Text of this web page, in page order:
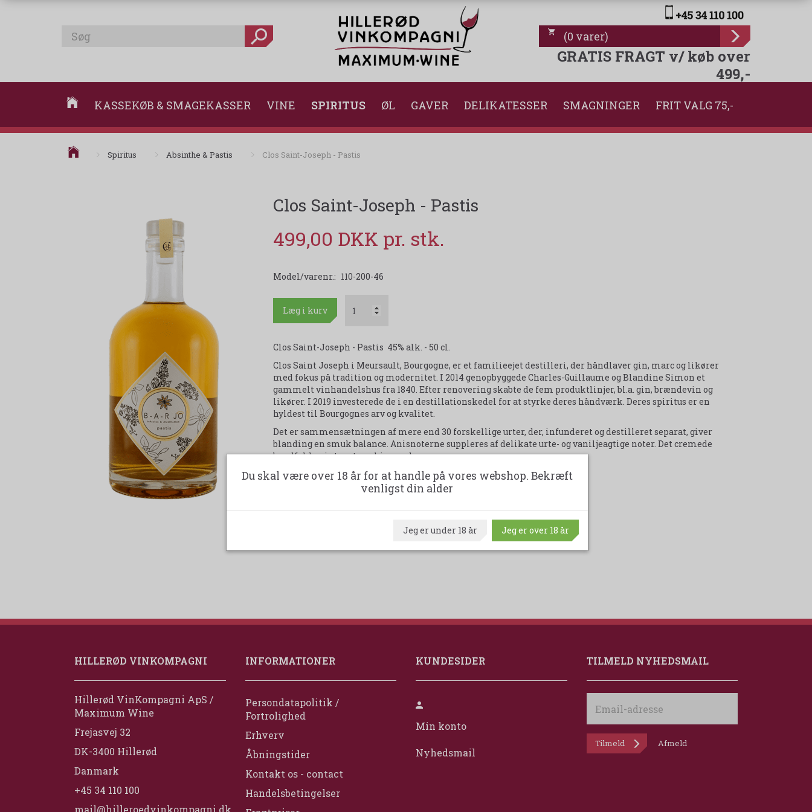
(0 varer)
GRATIS FRAGT v/ køb over
499,-
KASSEKØB & SMAGEKASSER VINE SPIRITUS ØL GAVER DELIKATESSER SMAGNINGER FRIT VALG 75,-
Spiritus Absinthe & Pastis Clos Saint-Joseph - Pastis
Clos Saint-Joseph - Pastis
499,00 DKK
Model/varenr.: 110-200-46
Læg i kurv
Clos Saint-Joseph - Pastis 45% alk. - 50 cl.
Clos Saint Joseph i Meursault, Bourgogne, er et familieejet destilleri, der håndlaver gin, marc og likører
med fokus på tradition og modernitet. I 2014 genopbyggede Charles-Guillaume og Blandine Simon et
gammelt vinhandelshus fra 1840. Efter renovering skabte de fem produktlinjer, bl.a. gin, brændevin og
likører. I 2019 investerede de i en destillationskedel for at styrke deres håndværk. Deres spiritus er en
hyldest til Bourgognes arv og kvalitet.
Det er sammensætningen af mere end 30 forskellige urter, der, infunderet og destilleret separat, giver
blanding en smuk balance. Anisnoterne suppleres af delikate urte- og vaniljeagtige noter. Det cremede
bundfald er intenst og skinnende.
Udskriv produktark
HILLERØD VINKOMPAGNI
Hillerød VinKompagni ApS /
Maximum Wine
Frejasvej 32
DK-3400 Hillerød
Danmark
+45 34 110 100
mail@hilleroedvinkompagni.dk
INFORMATIONER
Persondatapolitik /
Fortrolighed
Erhverv
Åbningstider
Kontakt os - contact
Handelsbetingelser
KUNDESIDER
Min konto
Nyhedsmail
TILMELD NYHEDSMAIL
adresse
Tilmeld Afmeld
Du skal være over 18 år for at handle på vores webshop. Bekræft
venligst din alder
Jeg er under 18 år Jeg er over 18 år